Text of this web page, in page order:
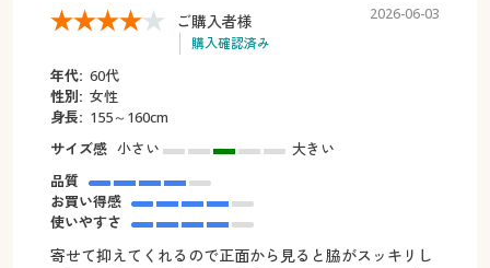
ご購入者様
購入確認済み
2026-06-03
年代: 60代
性別: 女性
身長: 155～160cm
サイズ感 小さい
大きい
品質
お買い得感
使いやすさ
寄せて抑えてくれるので正面から見ると脇がスッキリし